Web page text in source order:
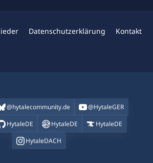
Datenschutzerklärung Kontakt
@hytalecommunity.de
@HytaleGER
HytaleDE HytaleDE
HytaleDE
HytaleDACH